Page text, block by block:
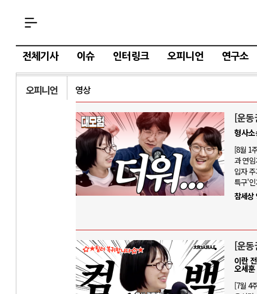
전체기사 이슈 인터링크 오피니언 연구소
오피니언 영상
[운
형사
[8월 1
과 연
입자
특구'인
참세상
[운
이란
오세
[7월 4
AI와 인간
중국 AI, 저가 공세로 글로
AI 국부펀드 구상 놓고 미
AI 데이터센터 반대 투쟁은
AI의 숨은 환경 비용: 데이